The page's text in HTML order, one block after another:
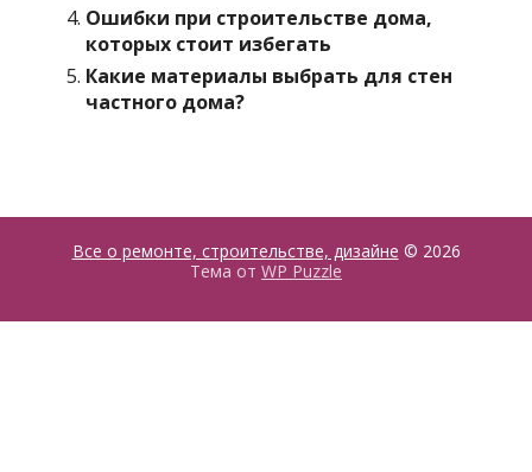
Ошибки при строительстве дома,
которых стоит избегать
Какие материалы выбрать для стен
частного дома?
Все о ремонте, строительстве, дизайне © 2026
Тема от WP Puzzle